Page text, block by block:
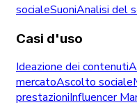
socialeSuoniAnalisi del
Casi d'uso
Ideazione dei contenuti
mercatoAscolto sociale
prestazioniInfluencer